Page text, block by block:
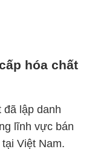
hóa chất
lập danh
lĩnh vực bán
Việt Nam.